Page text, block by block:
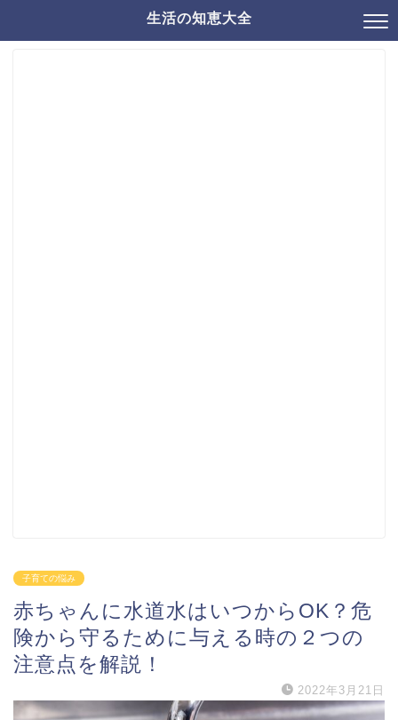
生活の知恵大全
子育ての悩み
赤ちゃんに水道水はいつからOK？危
険から守るために与える時の２つの
注意点を解説！
2022年3月21日